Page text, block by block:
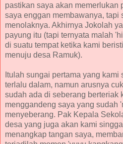
pastikan saya akan memerlukan
saya enggan membawanya, tapi
menolaknya. Akhirnya Jokolah
payung itu (tapi ternyata malah
di suatu tempat ketika kami
menuju desa Ramuk).
Itulah sungai pertama yang
terlalu dalam, namun arusnya
sudah ada di seberang berteriak
menggandeng saya yang sudah
menyeberang. Pak Kepala
desa yang juga akan kami
menangkap tangan saya,